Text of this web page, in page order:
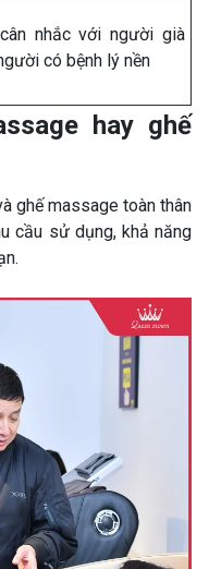
nhắc với người già
có bệnh lý nền
hay ghế
ghế massage toàn thân
cầu sử dụng, khả năng